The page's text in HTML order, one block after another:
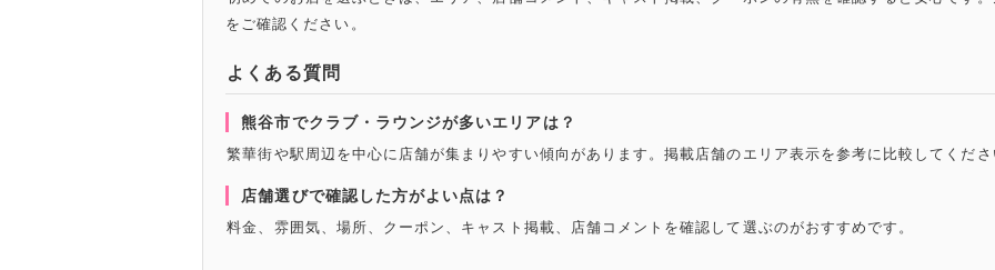
をご確認ください。
よくある質問
熊谷市でクラブ・ラウンジが多いエリアは？
繁華街や駅周辺を中心に店舗が集まりやすい傾向があります。掲載店舗のエリア表示を参考に比較してくだ
店舗選びで確認した方がよい点は？
料金、雰囲気、場所、クーポン、キャスト掲載、店舗コメントを確認して選ぶのがおすすめです。